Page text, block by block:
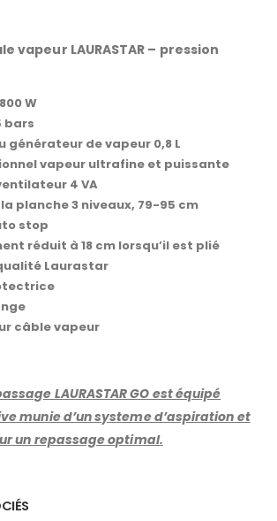
vapeur LAURASTAR – pression
W
bars
générateur de vapeur 0,8 L
vapeur ultrafine et puissante
4 VA
planche 3 niveaux, 79-95 cm
stop
réduit à 18 cm lorsqu’il est plié
Laurastar
câble vapeur
LAURASTAR GO est équipé
munie d’un systeme d’aspiration et
un repassage optimal.